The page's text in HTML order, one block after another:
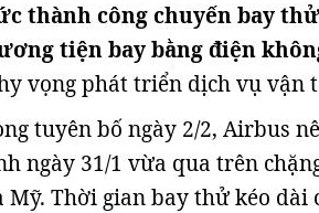
thành công chuyến bay
tiện bay bằng điện
vọng phát triển dịch vụ vận
tuyên bố ngày 2/2, Airbus
ngày 31/1 vừa qua trên
Mỹ. Thời gian bay thử kéo